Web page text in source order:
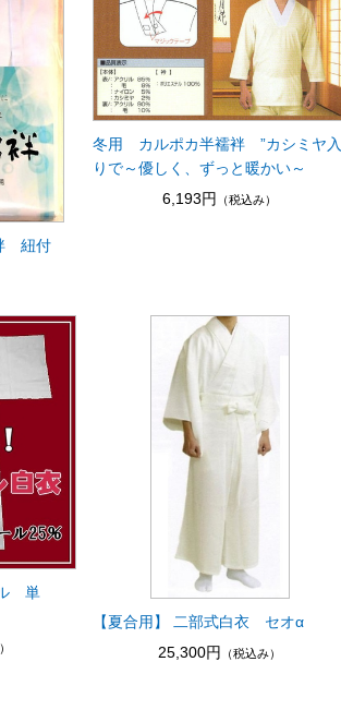
紐付
冬用 カルポカ半襦袢 ”カシミヤ入
りで～優しく、ずっと暖かい～
6,193円
（税込み）
単
【夏合用】 二部式白衣 セオα
25,300円
（税込み）